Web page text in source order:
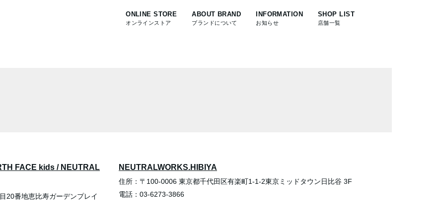
ONLINE STORE
オンラインストア
ABOUT BRAND
ブランドについて
INFORMATION
お知らせ
SHOP LIST
店舗一覧
FACE kids / NEUTRAL
20番地恵比寿ガーデンプレイ
NEUTRALWORKS.HIBIYA
住所：〒100-0006 東京都千代田区有楽町1-1-2東京ミッドタウン日比谷 3F
電話：03-6273-3866